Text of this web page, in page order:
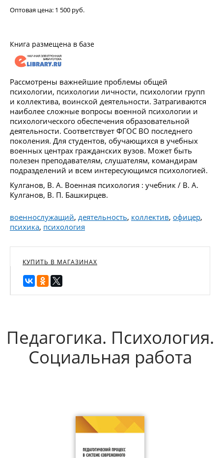
Оптовая цена: 1 500 руб.
Книга размещена в базе
Рассмотрены важнейшие проблемы общей
психологии, психологии личности, психологии групп
и коллектива, воинской деятельности. Затрагиваются
наиболее сложные вопросы военной психологии и
психологического обеспечения образовательной
деятельности. Соответствует ФГОС ВО последнего
поколения. Для студентов, обучающихся в учебных
военных центрах гражданских вузов. Может быть
полезен преподавателям, слушателям, командирам
подразделений и всем интересующимся психологией.
Кулганов, В. А. Военная психология : учебник / В. А.
Кулганов, В. П. Башкирцев.
военнослужащий, деятельность, коллектив, офицер,
психика, психология
КУПИТЬ В МАГАЗИНАХ
Педагогика. Психология.
Социальная работа